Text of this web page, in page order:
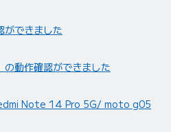
ができました
動作確認ができました
Note 14 Pro 5G/ moto g05